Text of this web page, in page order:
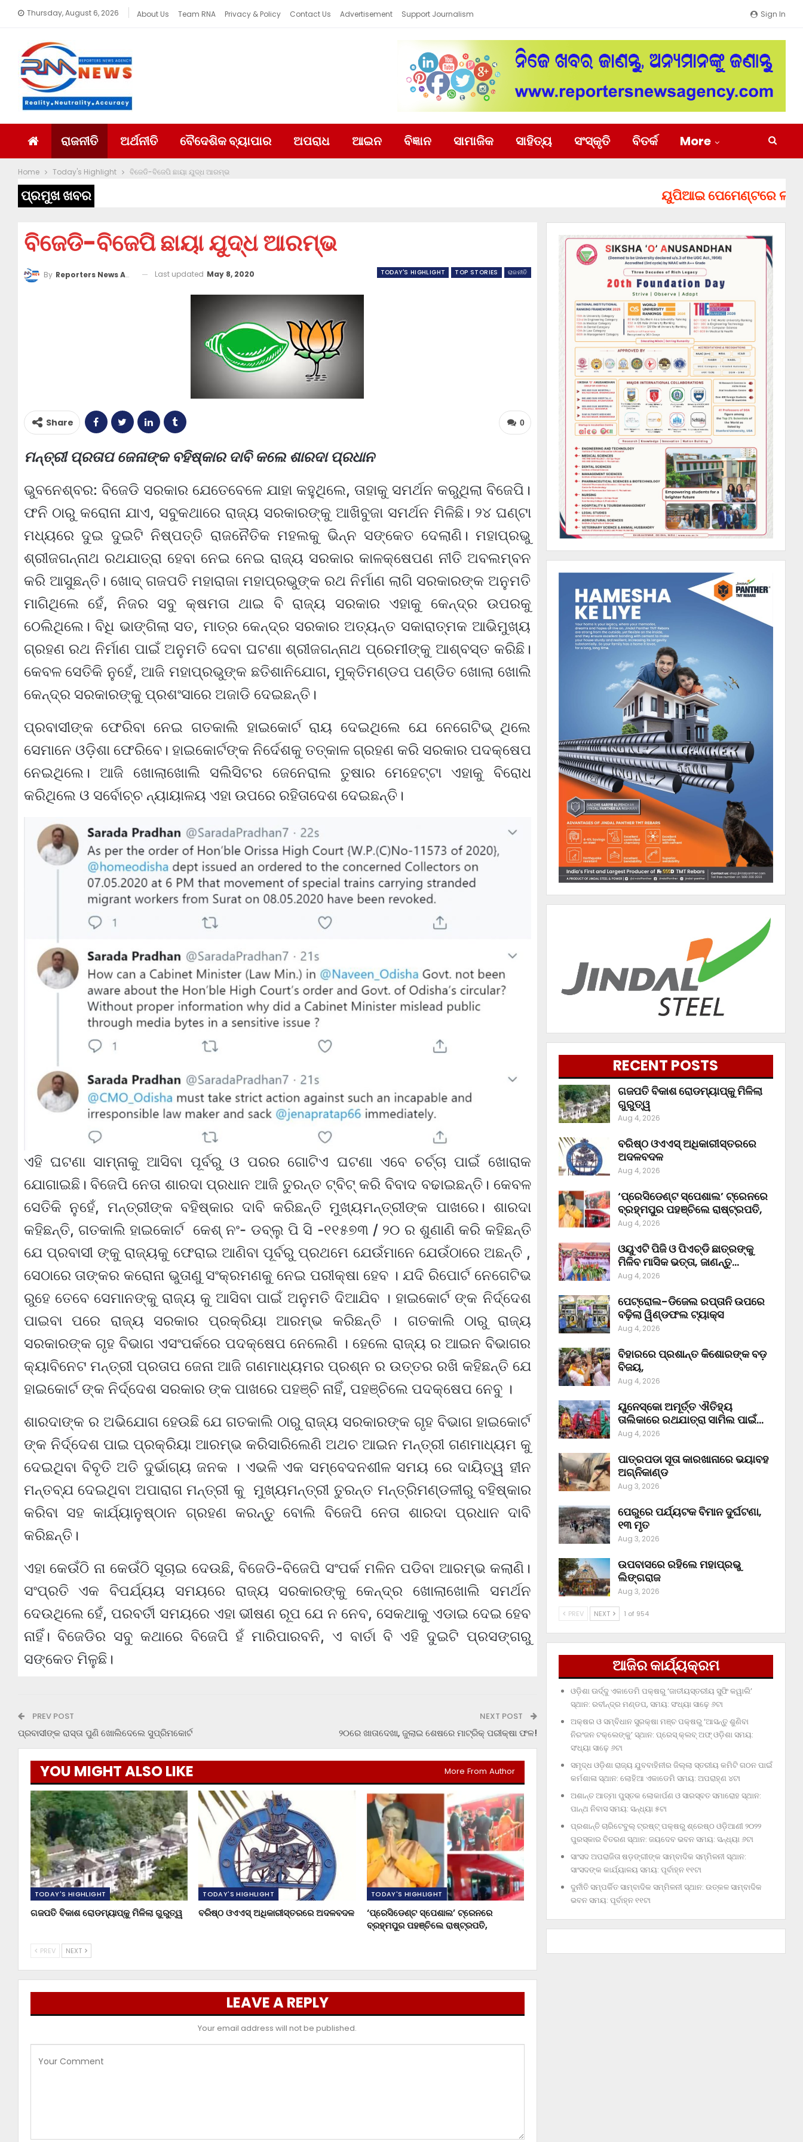
Sign In
Thursday, August 6, 2026 About Us Team RNA Privacy & Policy Contact Us Advertisement Support Journalism
ରାଜନୀତି ଅର୍ଥନୀତି ବୈଦେଶିକ ବ୍ୟାପାର ଅପରାଧ ଆଇନ ବିଜ୍ଞାନ ସାମାଜିକ ସାହିତ୍ୟ ସଂସ୍କୃତି ବିତର୍କ More
Home Today's Highlight ବିଜେଡି-ବିଜେପି ଛାୟା ଯୁଦ୍ଧ ଆରମ୍ଭ
ପ୍ରମୁଖ ଖବର ୟୁପିଆଇ ପେମେଣ୍ଟରେ ଲାଗିପାରେ
ବିଜେଡି-ବିଜେପି ଛାୟା ଯୁଦ୍ଧ ଆରମ୍ଭ
TODAY'S HIGHLIGHT TOP STORIES ରାଜନୀତି
By Reporters News Agency Last updated May 8, 2020
0
Share
ମନ୍ତ୍ରୀ ପ୍ରତାପ ଜେନାଙ୍କ ବହିଷ୍କାର ଦାବି କଲେ ଶାରଦା ପ୍ରଧାନ
ଭୁବନେଶ୍ବର: ବିଜେଡି ସରକାର ଯେତେବେଳେ ଯାହା କହୁଥିଲେ, ତାହାକୁ ସମର୍ଥନ କରୁଥିଲା ବିଜେପି।
ଫନି ଠାରୁ କରୋନା ଯାଏ, ସବୁକଥାରେ ରାଜ୍ୟ ସରକାରଙ୍କୁ ଆଖିବୁଜା ସମର୍ଥନ ମିଳିଛି। ୨୪ ଘଣ୍ଟା
ମଧ୍ୟରେ ଦୁଇ ଦୁଇଟି ନିଷ୍ପତ୍ତି ରାଜନୈତିକ ମହଲକୁ ଭିନ୍ନ ସଙ୍କେତ ଦେଲାଣି। ମହାପ୍ରଭୁ
ଶ୍ରୀଜଗନ୍ନାଥ ରଥଯାତ୍ରା ହେବା ନେଇ ନେଇ ରାଜ୍ୟ ସରକାର କାଳକ୍ଷେପଣ ନୀତି ଅବଲମ୍ବନ
କରି ଆସୁଛନ୍ତି। ଖୋଦ୍ ଗଜପତି ମହାରାଜା ମହାପ୍ରଭୁଙ୍କ ରଥ ନିର୍ମାଣ ଲାଗି ସରକାରଙ୍କ ଅନୁମତି
ମାଗିଥିଲେ ହେଁ, ନିଜର ସବୁ କ୍ଷମତା ଥାଇ ବି ରାଜ୍ୟ ସରକାର ଏହାକୁ କେନ୍ଦ୍ର ଉପରକୁ
ଠେଲିଥିଲେ। ବିଧି ଭାଙ୍ଗିଲା ସତ, ମାତ୍ର କେନ୍ଦ୍ର ସରକାର ଅତ୍ୟନ୍ତ ସକାରାତ୍ମକ ଆଭିମୁଖ୍ୟ
ଗ୍ରହଣ ରଥ ନିର୍ମାଣ ପାଇଁ ଅନୁମତି ଦେବା ଘଟଣା ଶ୍ରୀଜଗନ୍ନାଥ ପ୍ରେମୀଙ୍କୁ ଆଶ୍ବସ୍ତ କରିଛି।
କେବଳ ସେତିକି ନୁହେଁ, ଆଜି ମହାପ୍ରଭୁଙ୍କ ଛତିଶାନିଯୋଗ, ମୁକ୍ତିମଣ୍ଡପ ପଣ୍ଡିତ ଖୋଲା ଖୋଲି
କେନ୍ଦ୍ର ସରକାରଙ୍କୁ ପ୍ରଶଂସାରେ ଅଜାଡି ଦେଇଛନ୍ତି।
ପ୍ରବାସୀଙ୍କ ଫେରିବା ନେଇ ଗତକାଲି ହାଇକୋର୍ଟ ରାୟ ଦେଇଥିଲେ ଯେ ନେଗେଟିଭ୍ ଥିଲେ
ସେମାନେ ଓଡ଼ିଶା ଫେରିବେ। ହାଇକୋର୍ଟଙ୍କ ନିର୍ଦେଶକୁ ତତ୍କାଳ ଗ୍ରହଣ କରି ସରକାର ପଦକ୍ଷେପ
ନେଇଥିଲେ। ଆଜି ଖୋଲାଖାେଲି ସଲିସିଟର ଜେନେରାଲ ତୁଷାର ମେହେଟ୍ଟା ଏହାକୁ ବିରୋଧ
କରିଥିଲେ ଓ ସର୍ବୋଚ୍ଚ ନ୍ୟାୟାଳୟ ଏହା ଉପରେ ରହିତାଦେଶ ଦେଇଛନ୍ତି।
ଏହି ଘଟଣା ସାମ୍ନାକୁ ଆସିବା ପୂର୍ବରୁ ଓ ପରର ଗୋଟିଏ ଘଟଣା ଏବେ ଚର୍ଚ୍ଚା ପାଇଁ ଖୋରାକ
ଯୋଗାଇଛି। ବିଜେପି ନେତା ଶାରଦା ପ୍ରଧାନ ଆଜି ତୁରନ୍ତ ଟ୍ବିଟ୍ କରି ବିବାଦ ବଢାଇଛନ୍ତି। କେବଳ
ସେତିକି ନୁହେଁ, ମନ୍ତ୍ରୀଙ୍କ ବହିଷ୍କାର ଦାବି କରିଛନ୍ତି ମୁଖ୍ୟମନ୍ତ୍ରୀଙ୍କ ପାଖରେ। ଶାରଦା
କହିଛନ୍ତି, ଗତକାଲି ହାଇକୋର୍ଟ କେଶ୍ ନଂ- ଡବ୍ଲୁ ପି ସି -୧୧୫୭୩ / ୨୦ ର ଶୁଣାଣି କରି କହିଛନ୍ତି
ଯେ ପ୍ରବାସୀ ଙ୍କୁ ରାଜ୍ୟକୁ ଫେରାଇ ଆଣିବା ପୂର୍ବରୁ ପ୍ରଥମେ ଯେଉଁମାନେ ଯେଉଁଠାରେ ଅଛନ୍ତି ,
ସେଠାରେ ତାଙ୍କର କରୋନା ଭୁତାଣୁ ସଂକ୍ରମଣକୁ ନେଇ ପରୀକ୍ଷା ହେବ । ଯଦି ରିପୋର୍ଟ ନେଗେଟିଭ
ରୁହେ ତେବେ ସେମାନଙ୍କୁ ରାଜ୍ୟ କୁ ଆସିବା ପାଇଁ ଅନୁମତି ଦିଆଯିବ । ହାଇକୋର୍ଟ ଙ୍କ ନିର୍ଦ୍ଦେଶ
ପାଇବା ପରେ ରାଜ୍ୟ ସରକାର ପ୍ରକ୍ରିୟା ଆରମ୍ଭ କରିଛନ୍ତି । ଗତକାଲି ଠାରୁ ରାଜ୍ୟ
ସରକାରଙ୍କ ଗୃହ ବିଭାଗ ଏସଂପର୍କରେ ପଦକ୍ଷେପ ନେଲେଣି । ହେଲେ ରାଜ୍ୟ ର ଆଇନ ବିଭାଗର
କ୍ୟାବିନେଟ ମନ୍ତ୍ରୀ ପ୍ରତାପ ଜେନା ଆଜି ଗଣମାଧ୍ୟମର ପ୍ରଶ୍ନ ର ଉତ୍ତର ରଖି କହିଛନ୍ତି ଯେ
ହାଇକୋର୍ଟ ଙ୍କ ନିର୍ଦ୍ଦେଶ ସରକାର ଙ୍କ ପାଖରେ ପହଞ୍ଚି ନାହିଁ, ପହଞ୍ଚିଲେ ପଦକ୍ଷେପ ନେବୁ ।
ଶାରଦାଙ୍କ ର ଅଭିଯୋଗ ହେଉଛି ଯେ ଗତକାଲି ଠାରୁ ରାଜ୍ୟ ସରକାରଙ୍କ ଗୃହ ବିଭାଗ ହାଇକୋର୍ଟ
ଙ୍କ ନିର୍ଦ୍ଦେଶ ପାଇ ପ୍ରକ୍ରିୟା ଆରମ୍ଭ କରିସାରିଲେଣି ଅଥଚ ଆଇନ ମନ୍ତ୍ରୀ ଗଣମାଧ୍ୟମ କୁ
ଦେଇଥିବା ବିବୃତି ଅତି ଦୁର୍ଭାଗ୍ୟ ଜନକ । ଏଭଳି ଏକ ସମ୍ବେଦନଶୀଳ ସମୟ ରେ ଦାୟିତ୍ୱ ହୀନ
ମନ୍ତବ୍ଯ ଦେଇଥିବା ଅପାରାଗ ମନ୍ତ୍ରୀ କୁ ମୁଖ୍ୟମନ୍ତ୍ରୀ ତୁରନ୍ତ ମନ୍ତ୍ରିମଣ୍ଡଳୀରୁ ବହିଷ୍କାର
କରିବା ସହ କାର୍ଯ୍ୟାନୁଷ୍ଠାନ ଗ୍ରହଣ କରନ୍ତୁ ବୋଲି ବିଜେପି ନେତା ଶାରଦା ପ୍ରଧାନ ଦାବି
କରିଛନ୍ତି।
ଏହା କେଉଁଠି ନା କେଉଁଠି ସୂଚାଇ ଦେଉଛି, ବିଜେଡି-ବିଜେପି ସଂପର୍କ ମଳିନ ପଡିବା ଆରମ୍ଭ କଲାଣି।
ସଂପ୍ରତି ଏକ ବିପର୍ଯ୍ୟୟ ସମୟରେ ରାଜ୍ୟ ସରକାରଙ୍କୁ କେନ୍ଦ୍ର ଖୋଲାଖୋଲି ସମର୍ଥନ
ଦେଉଥିଲେ ହେଁ, ପରବର୍ତୀ ସମୟରେ ଏହା ଭୀଷଣ ରୂପ ଯେ ନ ନେବ, ସେକଥାକୁ ଏଡାଇ ଦେଇ ହେବ
ନାହିଁ। ବିଜେଡିର ସବୁ କଥାରେ ବିଜେପି ହଁ ମାରିପାରବନି, ଏ ବାର୍ତା ବି ଏହି ଦୁଇଟି ପ୍ରସଙ୍ଗରୁ
ସଙ୍କେତ ମିଳୁଛି।
PREV POST
ପ୍ରବାସୀଙ୍କ ରାସ୍ତା ପୁଣି ଖୋଲିଦେଲେ ସୁପ୍ରିମକୋର୍ଟ
NEXT POST
୨୦ରେ ଖାତାଦେଖା, ଜୁଲାଇ ଶେଷରେ ମାଟ୍ରିକ୍ ପରୀକ୍ଷା ଫଳ!
YOU MIGHT ALSO LIKE More From Author
TODAY'S HIGHLIGHT
ଗଜପତି ବିକାଶ ରୋଡମ୍ୟାପ୍‌କୁ ମିଳିଲା ଗୁରୁତ୍ୱ
TODAY'S HIGHLIGHT
ବରିଷ୍ଠ ଓଏଏସ୍‌ ଅଧିକାରୀସ୍ତରରେ ଅଦଳବଦଳ
TODAY'S HIGHLIGHT
‘ପ୍ରେସିଡେଣ୍ଟ ସ୍ପେଶାଲ’ ଟ୍ରେନରେ
ବ୍ରହ୍ମପୁର ପହଞ୍ଚିଲେ ରାଷ୍ଟ୍ରପତି,
PREV NEXT
LEAVE A REPLY
Your email address will not be published.
RECENT POSTS
ଗଜପତି ବିକାଶ ରୋଡମ୍ୟାପ୍‌କୁ ମିଳିଲା
ଗୁରୁତ୍ୱ
Aug 4, 2026
ବରିଷ୍ଠ ଓଏଏସ୍‌ ଅଧିକାରୀସ୍ତରରେ
ଅଦଳବଦଳ
Aug 4, 2026
‘ପ୍ରେସିଡେଣ୍ଟ ସ୍ପେଶାଲ’ ଟ୍ରେନରେ
ବ୍ରହ୍ମପୁର ପହଞ୍ଚିଲେ ରାଷ୍ଟ୍ରପତି,
Aug 4, 2026
ଓୟୁଏଟି ପିଜି ଓ ପିଏଚ୍‌ଡି ଛାତ୍ରଙ୍କୁ
ମିଳିବ ମାସିକ ଭତ୍ତା, ଜାଣନ୍ତୁ…
Aug 4, 2026
ପେଟ୍ରୋଲ-ଡିଜେଲ ରପ୍ତାନି ଉପରେ
ବଢ଼ିଲା ୱିଣ୍ଡଫଲ ଟ୍ୟାକ୍ସ
Aug 4, 2026
ବିହାରରେ ପ୍ରଶାନ୍ତ କିଶୋରଙ୍କ ବଡ଼
ବିଜୟ,
Aug 4, 2026
ୟୁନେସ୍କୋ ଅମୂର୍ତ୍ତ ଐତିହ୍ୟ
ତାଲିକାରେ ରଥଯାତ୍ରା ସାମିଲ ପାଇଁ…
Aug 4, 2026
ପାତ୍ରପଡା ସୂତା କାରଖାନାରେ ଭୟାବହ
ଅଗ୍ନିକାଣ୍ଡ
Aug 3, 2026
ପେରୁରେ ପର୍ଯ୍ୟଟକ ବିମାନ ଦୁର୍ଘଟଣା,
୧୩ ମୃତ
Aug 3, 2026
ଉପବାସରେ ରହିଲେ ମହାପ୍ରଭୁ
ଲିଙ୍ଗରାଜ
Aug 3, 2026
PREV NEXT 1 of 954
ଆଜିର କାର୍ଯ୍ୟକ୍ରମ
ଓଡ଼ିଶା ଊର୍ଦ୍ଦୁ ଏକାଡେମି ପକ୍ଷରୁ ‘ଜାତୀୟସ୍ତରୀୟ ସୁଫି କୱାଲି’
ସ୍ଥାନ: ରବୀନ୍ଦ୍ର ମଣ୍ଡପ, ସମୟ: ସଂଧ୍ୟା ସାଢ଼େ ୬ଟା
ଅକ୍ଷର ଓ ସମ୍ବିଧାନ ସୁରକ୍ଷା ମଞ୍ଚ ପକ୍ଷରୁ ‘ଆସନ୍ତୁ ଶୁଣିବା
ନିରଂଜନ ଟକ୍‌ଲେଙ୍କୁ’ ସ୍ଥାନ: ପ୍ରେସ୍‌ କ୍ଲବ୍‌ ଅଫ୍‌ ଓଡ଼ିଶା ସମୟ:
ସଂଧ୍ୟା ସାଢ଼େ ୬ଟା
ସମୃଦ୍ଧ ଓଡ଼ିଶା ରାଜ୍ୟ ଯୁବବାହିନୀର ଜିଲ୍ଲା ସ୍ତରୀୟ କମିଟି ଗଠନ ପାଇଁ
କର୍ମଶାଳା ସ୍ଥାନ: ଲୋହିଆ ଏକାଡେମି ସମୟ: ଅପରାହ୍‌ଣ ୪ଟା
ଅଶାନ୍ତ ଆତ୍ମା ପୁସ୍ତକ ଲୋକାର୍ପଣ ଓ ସାରସ୍ବତ ସମାରୋହ ସ୍ଥାନ:
ପାନ୍ଥ ନିବାସ ସମୟ: ସନ୍ଧ୍ୟା ୫ଟା
ପ୍ରଶାନ୍ତି ଚାରିଟେବୁଲ୍‌ ଟ୍ରଷ୍ଟ୍‌ ପକ୍ଷରୁ ଶ୍ରେଷ୍ଠ ଓଡ଼ିଆଣୀ ୨୦୨୨
ପୁରସ୍କାର ବିତରଣ ସ୍ଥାନ: ଜୟଦେବ ଭବନ ସମୟ: ସନ୍ଧ୍ୟା ୬ଟା
ସାଂସଦ ଅପରାଜିତା ଷଡ଼ଙ୍ଗୀଙ୍କ ସାମ୍ବାଦିକ ସମ୍ମିଳନୀ ସ୍ଥାନ:
ସାଂସଦଙ୍କ କାର୍ଯ୍ୟାଳୟ ସମୟ: ପୂର୍ବାହ୍ନ ୧୧ଟା
ଦୁର୍ନୀତି ସମ୍ପର୍କିତ ସାମ୍ବାଦିକ ସମ୍ମିଳନୀ ସ୍ଥାନ: ଉତ୍କଳ ସାମ୍ବାଦିକ
ଭବନ ସମୟ: ପୂର୍ବାହ୍ନ ୧୧ଟା